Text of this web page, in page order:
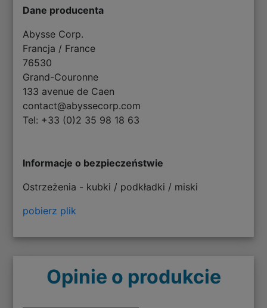
Dane producenta
Abysse Corp.
Francja / France
76530
Grand-Couronne
133 avenue de Caen
contact@abyssecorp.com
Tel: +33 (0)2 35 98 18 63
Informacje o bezpieczeństwie
Ostrzeżenia - kubki / podkładki / miski
pobierz plik
Opinie o produkcie